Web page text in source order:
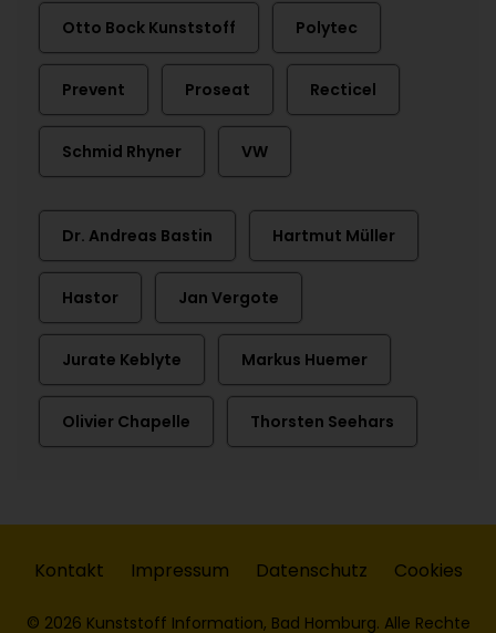
Otto Bock Kunststoff Polytec
Prevent Proseat Recticel
Schmid Rhyner VW
Dr. Andreas Bastin Hartmut Müller
Hastor Jan Vergote
Jurate Keblyte Markus Huemer
Olivier Chapelle Thorsten Seehars
Kontakt Impressum Datenschutz Cookies
© 2026 Kunststoff Information, Bad Homburg. Alle Rechte